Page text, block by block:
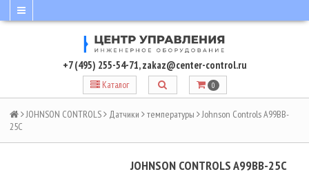
+7 (495) 255-54-71,zakaz@center-control.ru
Каталог 0
JOHNSON CONTROLS Датчики температуры
Johnson Controls A99BB-
25C
JOHNSON CONTROLS A99BB-25C